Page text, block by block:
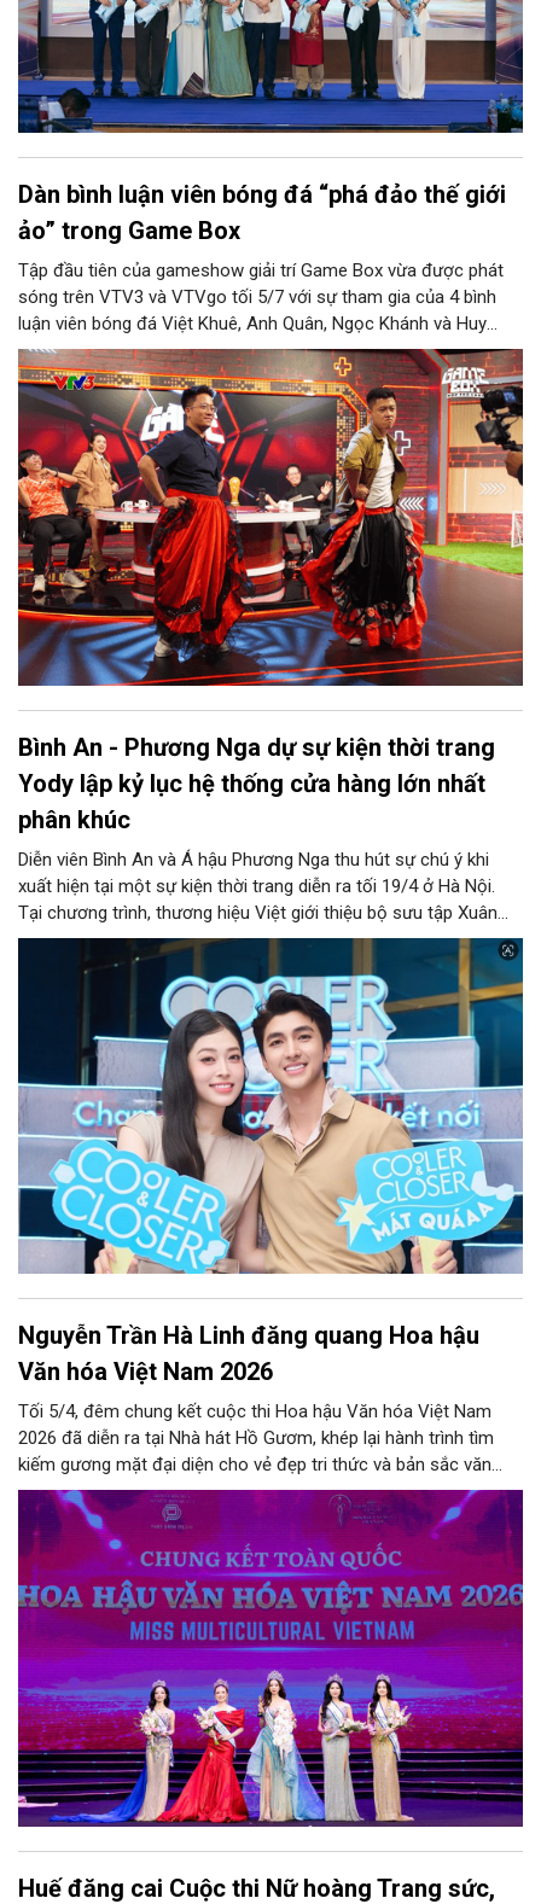
Dàn bình luận viên bóng đá “phá đảo thế giới
ảo” trong Game Box
Tập đầu tiên của gameshow giải trí Game Box vừa được phát
sóng trên VTV3 và VTVgo tối 5/7 với sự tham gia của 4 bình
luận viên bóng đá Việt Khuê, Anh Quân, Ngọc Khánh và Huy
Phước. Với chủ đề “Khởi động World Cup - Phá đảo thế giới ảo”,
chương trình do ê-kíp Ban Văn hóa - Giải trí của VTV thực hiện
đưa các khách mời trải qua những thử thách vận động, đấu trí
và trò chơi điện tử, đồng thời chia sẻ những câu chuyện phía
sau cabin bình luận.
Bình An - Phương Nga dự sự kiện thời trang
Yody lập kỷ lục hệ thống cửa hàng lớn nhất
phân khúc
Diễn viên Bình An và Á hậu Phương Nga thu hút sự chú ý khi
xuất hiện tại một sự kiện thời trang diễn ra tối 19/4 ở Hà Nội.
Tại chương trình, thương hiệu Việt giới thiệu bộ sưu tập Xuân
Hè 2026, đồng thời đón nhận kỷ lục “Thương hiệu thời trang đa
phân khúc có số lượng cửa hàng nhiều nhất Việt Nam”.
Nguyễn Trần Hà Linh đăng quang Hoa hậu
Văn hóa Việt Nam 2026
Tối 5/4, đêm chung kết cuộc thi Hoa hậu Văn hóa Việt Nam
2026 đã diễn ra tại Nhà hát Hồ Gươm, khép lại hành trình tìm
kiếm gương mặt đại diện cho vẻ đẹp tri thức và bản sắc văn
hoá Việt.
Huế đăng cai Cuộc thi Nữ hoàng Trang sức,